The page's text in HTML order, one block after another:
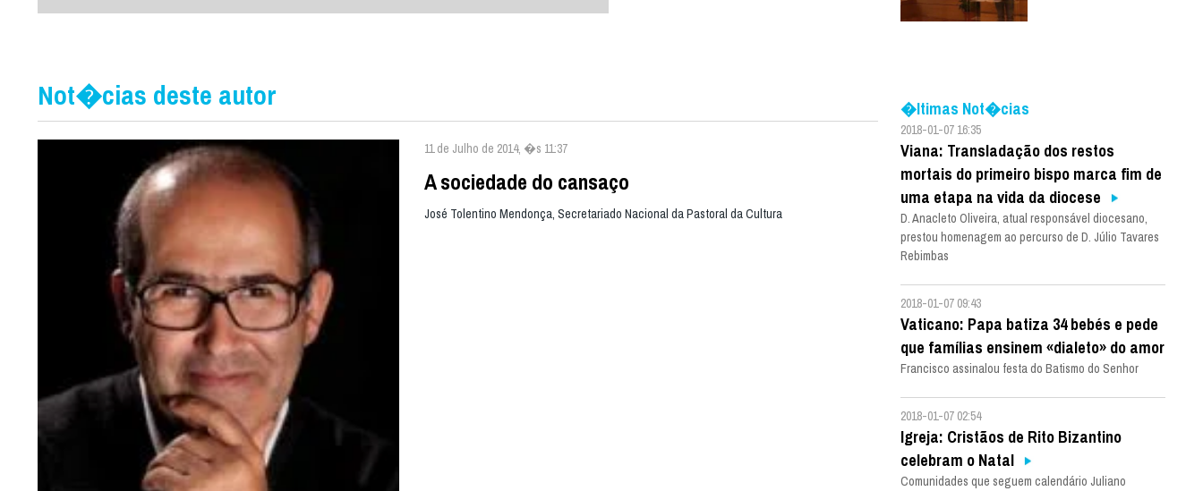
Not�cias deste autor
11 de Julho de 2014, �s 11:37
A sociedade do cansaço
José Tolentino Mendonça, Secretariado Nacional da Pastoral da Cultura
�ltimas Not�cias
2018-01-07 16:35
Viana: Transladação dos restos
mortais do primeiro bispo marca fim de
uma etapa na vida da diocese
D. Anacleto Oliveira, atual responsável diocesano,
prestou homenagem ao percurso de D. Júlio Tavares
Rebimbas
2018-01-07 09:43
Vaticano: Papa batiza 34 bebés e pede
que famílias ensinem «dialeto» do amor
Francisco assinalou festa do Batismo do Senhor
2018-01-07 02:54
Igreja: Cristãos de Rito Bizantino
celebram o Natal
Comunidades que seguem calendário Juliano